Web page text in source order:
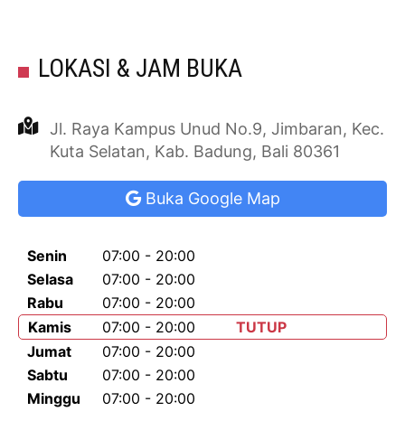
LOKASI & JAM BUKA
Jl. Raya Kampus Unud No.9, Jimbaran, Kec.
Kuta Selatan, Kab. Badung, Bali 80361
Buka Google Map
Senin
07:00 - 20:00
Selasa
07:00 - 20:00
Rabu
07:00 - 20:00
Kamis
07:00 - 20:00
TUTUP
Jumat
07:00 - 20:00
Sabtu
07:00 - 20:00
Minggu
07:00 - 20:00